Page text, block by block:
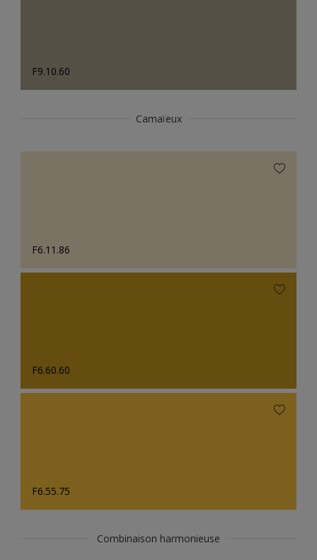
F9.10.60
Camaïeux
F6.11.86
F6.60.60
F6.55.75
Combinaison harmonieuse